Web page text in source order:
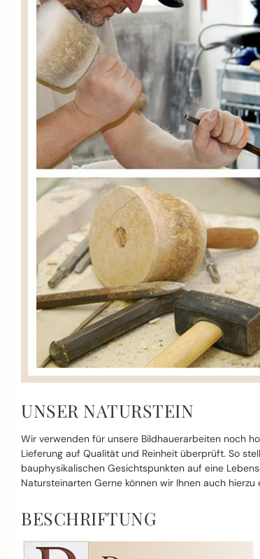
UNSER NATURSTEIN
Wir verwenden für unsere Bildhauerarbeiten noch
Lieferung auf Qualität und Reinheit überprüft. So
bauphysikalischen Gesichtspunkten auf eine
Natursteinarten Gerne können wir Ihnen auch
BESCHRIFTUNG